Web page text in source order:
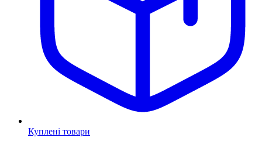
Куплені товари